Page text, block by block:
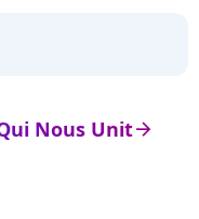
arrow_right
Nous Unit